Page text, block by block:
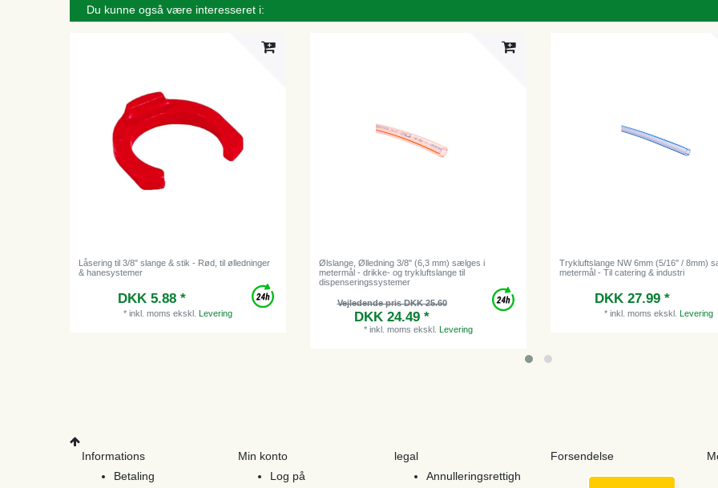
Du kunne også være interesseret i:
Låsering til 3/8" slange & stik - Rød, til ølledninger
& hanesystemer
DKK 5.88 *
* inkl. moms ekskl. Levering
Ølslange, Ølledning 3/8" (6,3 mm) sælges i
metermål - drikke- og trykluftslange til
dispenseringssystemer
Vejledende pris DKK 25.60
DKK 24.49 *
* inkl. moms ekskl. Levering
Trykluftslange NW 6mm (5/16" / 8mm)
metermål - Til catering & industri
DKK 27.99 *
* inkl. moms ekskl. Levering
Informations
Betaling
Min konto
Log på
legal
Annulleringsrettigh
Forsendelse